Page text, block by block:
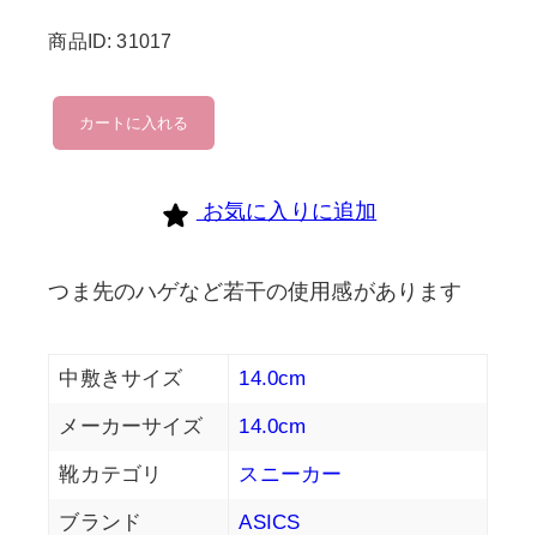
商品ID: 31017
asics
個
カートに入れる
お気に入りに追加
つま先のハゲなど若干の使用感があります
中敷きサイズ 14.0cm
メーカーサイズ 14.0cm
靴カテゴリ スニーカー
ブランド ASICS